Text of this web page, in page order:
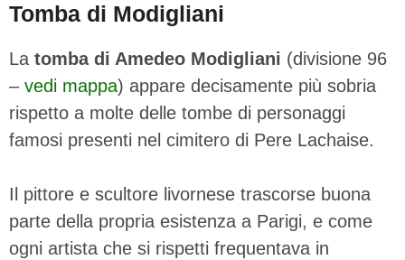
Tomba di Modigliani
La tomba di Amedeo Modigliani (divisione 96
– vedi mappa) appare decisamente più sobria
rispetto a molte delle tombe di personaggi
famosi presenti nel cimitero di Pere Lachaise.
Il pittore e scultore livornese trascorse buona
parte della propria esistenza a Parigi, e come
ogni artista che si rispetti frequentava in